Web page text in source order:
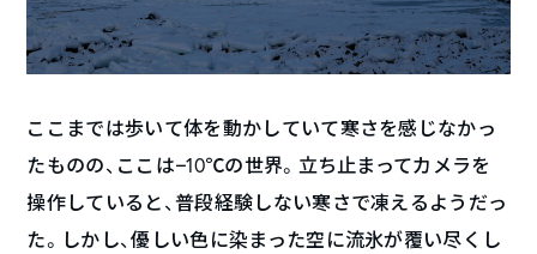
ここまでは歩いて体を動かしていて寒さを感じなかっ
たものの、ここは−10℃の世界。立ち止まってカメラを
操作していると、普段経験しない寒さで凍えるようだっ
た。しかし、優しい色に染まった空に流氷が覆い尽くし